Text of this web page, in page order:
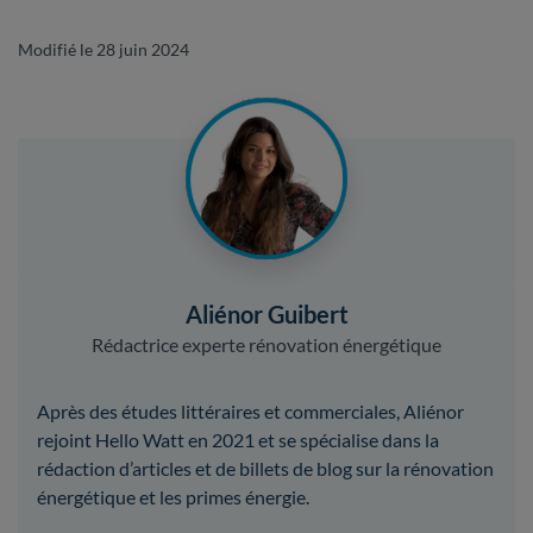
Modifié le 28 juin 2024
Aliénor Guibert
Rédactrice experte rénovation énergétique
Après des études littéraires et commerciales, Aliénor
rejoint Hello Watt en 2021 et se spécialise dans la
rédaction d’articles et de billets de blog sur la rénovation
énergétique et les primes énergie.